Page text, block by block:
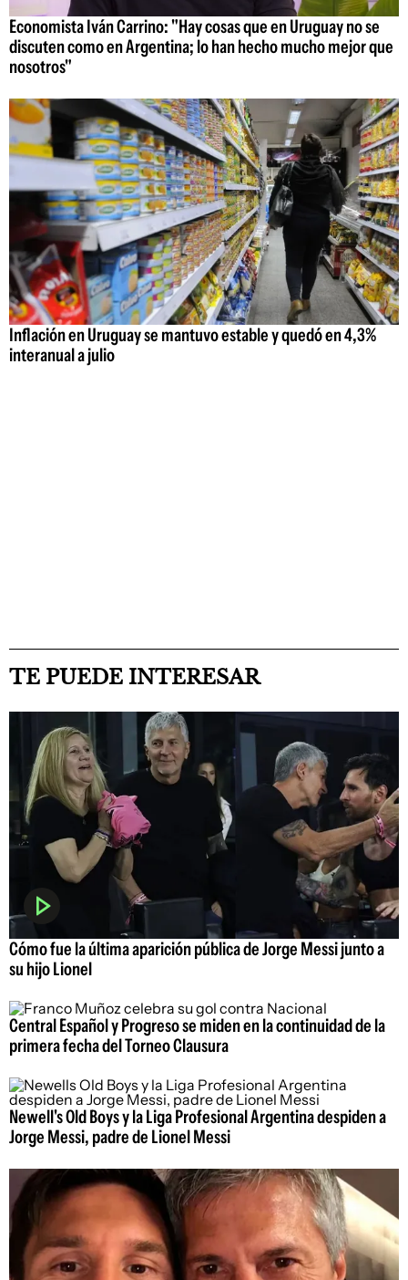
Economista Iván Carrino: "Hay cosas que en Uruguay no se
discuten como en Argentina; lo han hecho mucho mejor que
nosotros"
Inflación en Uruguay se mantuvo estable y quedó en 4,3%
interanual a julio
TE PUEDE INTERESAR
Cómo fue la última aparición pública de Jorge Messi junto a
su hijo Lionel
Central Español y Progreso se miden en la continuidad de la
primera fecha del Torneo Clausura
Newell's Old Boys y la Liga Profesional Argentina despiden a
Jorge Messi, padre de Lionel Messi